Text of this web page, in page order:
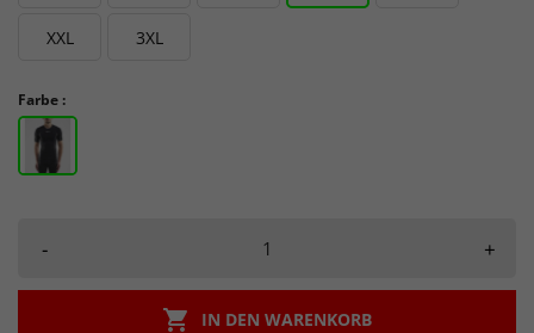
XXL 3XL
Farbe :
- +
 IN DEN WARENKORB